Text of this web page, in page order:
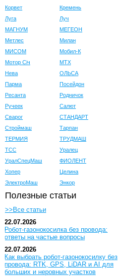
Корвет
Кремень
Луга
Луч
МАГНУМ
МЕГЕОН
Метлес
Милан
МИСОМ
Мобил-К
Мотор Сiч
МТХ
Нева
ОЛЬСА
Парма
Посейдон
Ресанта
Родничок
Ручеек
Салют
Сварог
СТАНДАРТ
Строймаш
Тарпан
ТЕРМИЯ
ТРУДМАШ
ТСС
Уралец
УралСпецМаш
ФИОЛЕНТ
Хопер
Целина
ЭлектроМаш
Энкор
Полезные статьи
>>Все статьи
22.07.2026
Робот-газонокосилка без провода:
ответы на частые вопросы
22.07.2026
Как выбрать робот-газонокосилку без
провода: RTK, GPS, LiDAR и AI для
больших и неровных участков